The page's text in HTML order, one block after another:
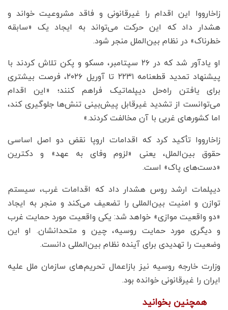
زاخارووا این اقدام را غیرقانونی و فاقد مشروعیت خواند و
هشدار داد که این حرکت می‌تواند به ایجاد یک «سابقه
خطرناک» در نظام بین‌الملل منجر شود.
او یادآور شد که در ۲۶ سپتامبر، مسکو و پکن تلاش کردند با
پیشنهاد تمدید قطعنامه ۲۲۳۱ تا آوریل ۲۰۲۶، فرصت بیشتری
برای یافتن راه‌حل دیپلماتیک فراهم کنند؛ «این اقدام
می‌توانست از تشدید غیرقابل پیش‌بینی تنش‌ها جلوگیری کند،
اما کشورهای غربی با آن مخالفت کردند.»
زاخارووا تأکید کرد که اقدامات اروپا نقض دو اصل اساسی
حقوق بین‌الملل، یعنی «لزوم وفای به عهد» و دکترین
«دست‌های پاک» است.
دیپلمات ارشد روس هشدار داد که اقدامات غرب، سیستم
توازن و امنیت بین‌المللی را تضعیف می‌کند و منجر به ایجاد
«دو واقعیت موازی» خواهد شد: یکی واقعیت مورد حمایت غرب
و دیگری مورد حمایت روسیه، چین و متحدانشان. او این
وضعیت را تهدیدی برای آینده نظام بین‌المللی دانست.
وزارت خارجه روسیه نیز بازاعمال تحریم‌های سازمان ملل علیه
ایران را غیرقانونی خوانده بود.
همچنین بخوانید